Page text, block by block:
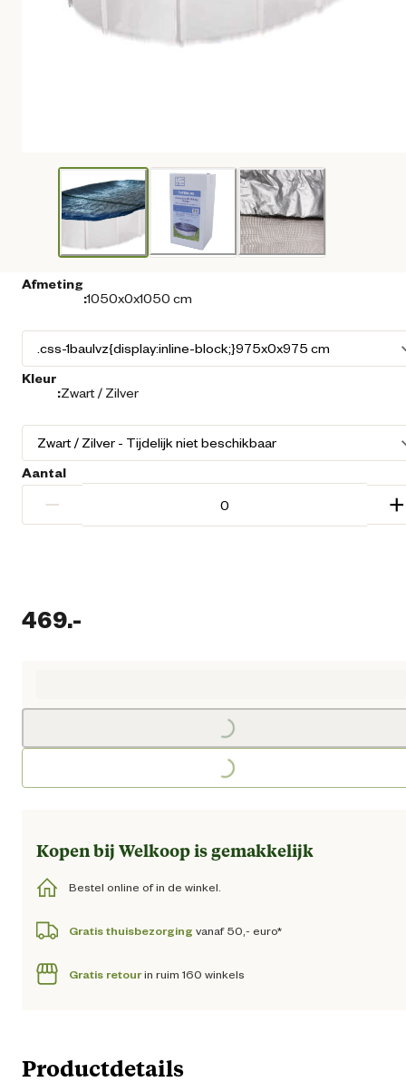
Afmeting
:1050x0x1050 cm
Kleur
:Zwart / Zilver
Aantal
− +
469.-
Loading...
Loading...
Kopen bij Welkoop is gemakkelijk
Bestel online of in de winkel.
Gratis thuisbezorging vanaf 50,- euro*
Gratis retourin ruim 160 winkels
Productdetails